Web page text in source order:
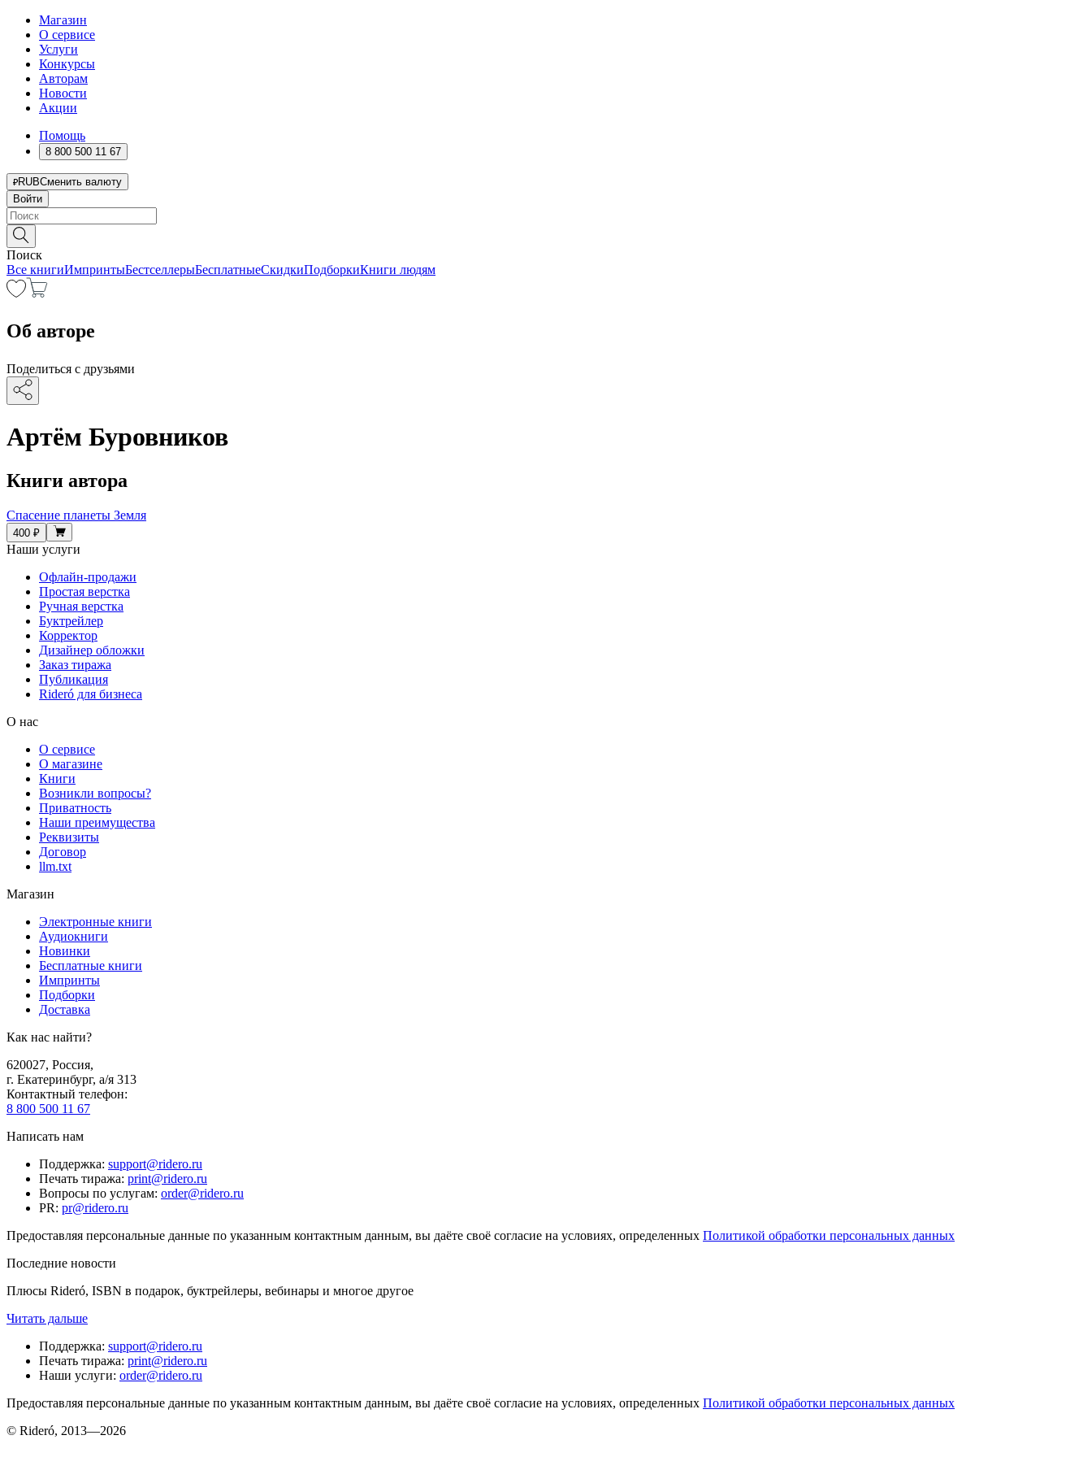
Магазин
О сервисе
Услуги
Конкурсы
Авторам
Новости
Акции
Помощь
8 800 500 11 67
RUBСменить валюту
Войти
Поиск
Все книгиИмпринтыБестселлерыБесплатныеСкидкиПодборкиКниги людям
Об авторе
Поделиться с друзьями
Артём Буровников
Книги автора
Спасение планеты Земля
400 ₽
Наши услуги
Офлайн-продажи
Простая верстка
Ручная верстка
Буктрейлер
Корректор
Дизайнер обложки
Заказ тиража
Публикация
Rideró для бизнеса
О нас
О сервисе
О магазине
Книги
Возникли вопросы?
Приватность
Наши преимущества
Реквизиты
Договор
llm.txt
Магазин
Электронные книги
Аудиокниги
Новинки
Бесплатные книги
Импринты
Подборки
Доставка
Как нас найти?
620027, Россия,
г. Екатеринбург, а/я 313
Контактный телефон:
8 800 500 11 67
Написать нам
Поддержка: support@ridero.ru
Печать тиража: print@ridero.ru
Вопросы по услугам: order@ridero.ru
PR: pr@ridero.ru
Предоставляя персональные данные по указанным контактным данным, вы даёте своё согласие на условиях, определенных Политикой обработки персональных данных
Последние новости
Плюсы Rideró, ISBN в подарок, буктрейлеры, вебинары и многое другое
Читать дальше
Поддержка: support@ridero.ru
Печать тиража: print@ridero.ru
Наши услуги: order@ridero.ru
Предоставляя персональные данные по указанным контактным данным, вы даёте своё согласие на условиях, определенных Политикой обработки персональных данных
© Rideró, 2013—2026